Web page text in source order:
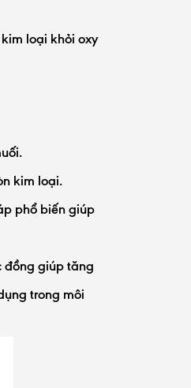
loại khỏi oxy
kim loại.
phổ biến giúp
đồng giúp tăng
trong môi